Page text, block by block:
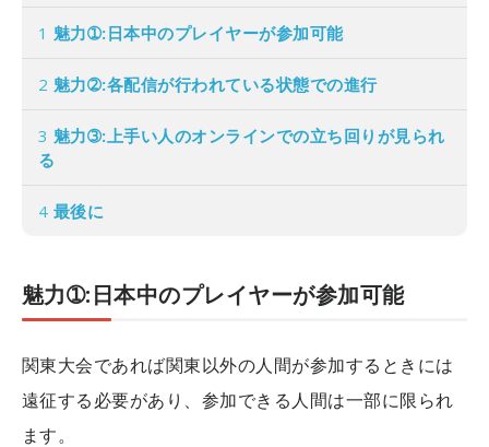
1 魅力➀:日本中のプレイヤーが参加可能
2 魅力➁:各配信が行われている状態での進行
3 魅力➂:上手い人のオンラインでの立ち回りが見られ
る
4 最後に
魅力➀:日本中のプレイヤーが参加可能
関東大会であれば関東以外の人間が参加するときには
遠征する必要があり、参加できる人間は一部に限られ
ます。